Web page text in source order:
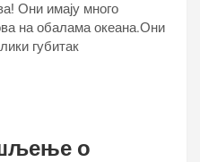
Они имају много
на обалама океана.Они
губитак
о